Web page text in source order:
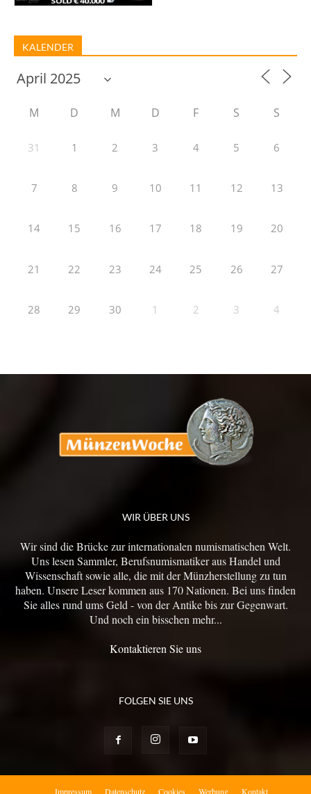
KALENDER
M D M D F S S
31 1 2 3 4 5 6
7 8 9 10 11 12 13
14 15 16 17 18 19 20
21 22 23 24 25 26 27
28 29 30 1 2 3 4
WIR ÜBER UNS
Wir sind die Brücke zur internationalen numismatischen Welt.
Uns lesen Sammler, Berufsnumismatiker aus Handel und
Wissenschaft sowie alle, die mit der Münzherstellung zu tun
haben. Unsere Leser kommen aus 170 Nationen. Bei uns finden
Sie alles rund ums Geld - von der Antike bis zur Gegenwart.
Und noch ein bisschen mehr...
Kontaktieren Sie uns
FOLGEN SIE UNS
Impressum Datenschutz Cookies Werbung Kontakt